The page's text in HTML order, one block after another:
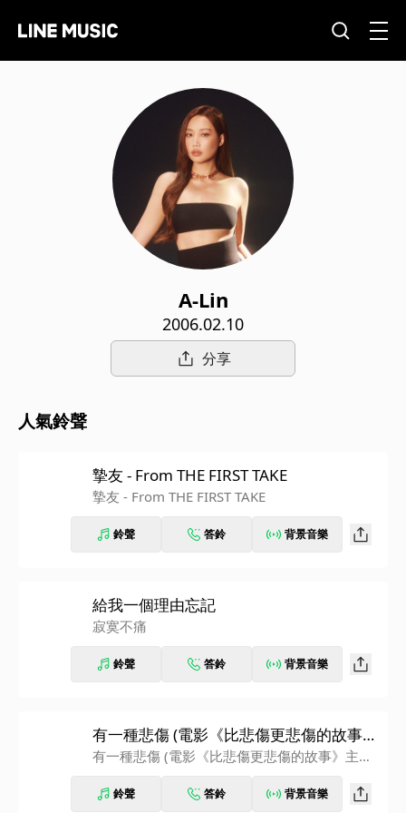
A-Lin
2006.02.10
分享
人氣鈴聲
摯友 - From THE FIRST TAKE
摯友 - From THE FIRST TAKE
鈴聲 答鈴 背景音樂
給我一個理由忘記
寂寞不痛
鈴聲 答鈴 背景音樂
有一種悲傷 (電影《比悲傷更悲傷的故事》
主題曲)
有一種悲傷 (電影《比悲傷更悲傷的故事》主題
鈴聲 答鈴 背景音樂